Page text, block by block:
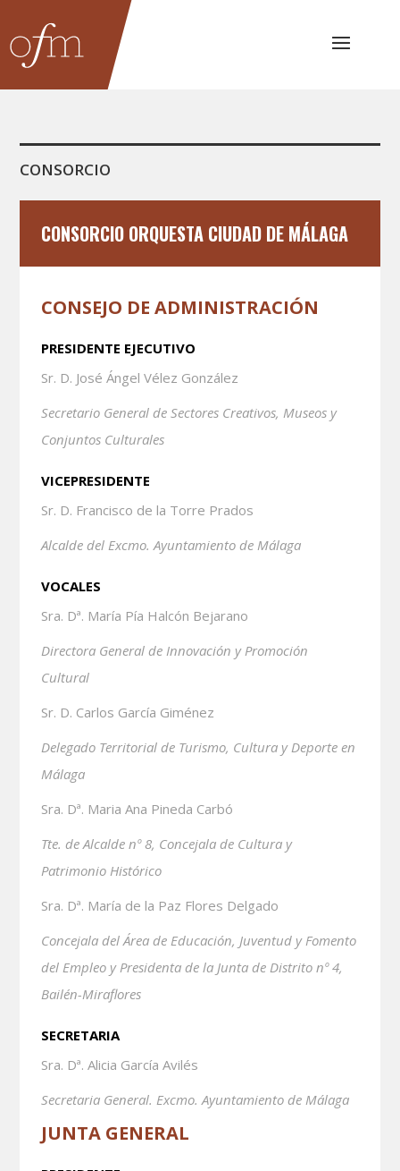
CONSORCIO
CONSORCIO ORQUESTA CIUDAD DE MÁLAGA
CONSEJO DE ADMINISTRACIÓN
PRESIDENTE EJECUTIVO
Sr. D. José Ángel Vélez González
Secretario General de Sectores Creativos, Museos y
Conjuntos Culturales
VICEPRESIDENTE
Sr. D. Francisco de la Torre Prados
Alcalde del Excmo. Ayuntamiento de Málaga
VOCALES
Sra. Dª. María Pía Halcón Bejarano
Directora General de Innovación y Promoción
Cultural
Sr. D. Carlos García Giménez
Delegado Territorial de Turismo, Cultura y Deporte en
Málaga
Sra. Dª. Maria Ana Pineda Carbó
Tte. de Alcalde nº 8, Concejala de Cultura y
Patrimonio Histórico
Sra. Dª. María de la Paz Flores Delgado
Concejala del Área de Educación, Juventud y Fomento
del Empleo y Presidenta de la Junta de Distrito nº 4,
Bailén-Miraflores
SECRETARIA
Sra. Dª. Alicia García Avilés
Secretaria General. Excmo. Ayuntamiento de Málaga
JUNTA GENERAL